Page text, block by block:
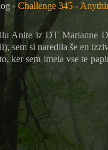
- Challenge 345 -
Anite iz DT Marianne
sem si naredila še en
ker sem imela vse te